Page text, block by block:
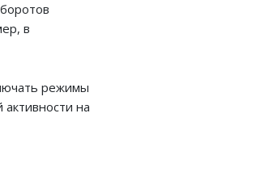
в
режимы
на